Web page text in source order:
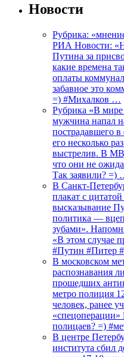
Новости
Рубрика:
РИА Новости:
Путина за
какие времена
оплаты
забавное это
=) #Михалков …
Рубрика «В
мужчина напал
пострадавшего
его несколько
выстрелив. В
что они не
Так заявили? =)
В Санкт-
плакат с
высказывание
политика —
зубами».
«В этом случае
#Путин #Питер
В московском
распознавания
прошедших
метро полиция
человек, ранее
«спецоперации»
полицаев? =)
В центре
института сбил